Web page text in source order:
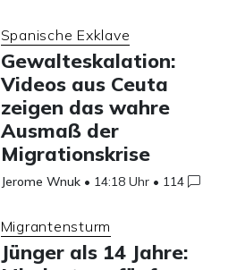
Spanische Exklave
Gewalteskalation:
Videos aus Ceuta
zeigen das wahre
Ausmaß der
Migrationskrise
Jerome Wnuk • 14:18 Uhr • 114
Migrantensturm
Jünger als 14 Jahre: